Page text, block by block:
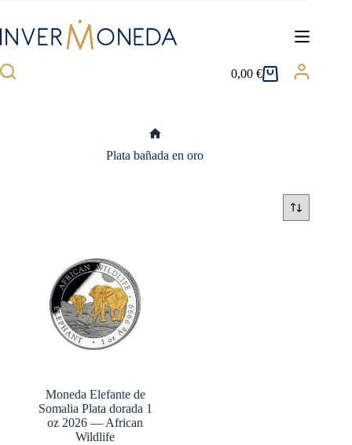
contenido
Carro
0,00€
Plata bañada en oro
Moneda Elefante de
Somalia Plata dorada 1
oz 2026 — African
Wildlife